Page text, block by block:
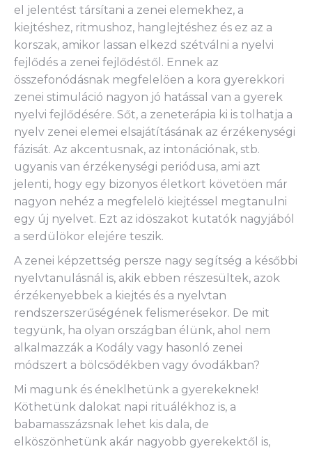
el jelentést társítani a zenei elemekhez, a
kiejtéshez, ritmushoz, hanglejtéshez és ez az a
korszak, amikor lassan elkezd szétválni a nyelvi
fejlődés a zenei fejlődéstől. Ennek az
összefonódásnak megfelelöen a kora gyerekkori
zenei stimuláció nagyon jó hatással van a gyerek
nyelvi fejlődésére. Sőt, a zeneterápia ki is tolhatja a
nyelv zenei elemei elsajátításának az érzékenységi
fázisát. Az akcentusnak, az intonációnak, stb.
ugyanis van érzékenységi periódusa, ami azt
jelenti, hogy egy bizonyos életkort követöen már
nagyon nehéz a megfelelö kiejtéssel megtanulni
egy új nyelvet. Ezt az idöszakot kutatók nagyjából
a serdülökor elejére teszik.
A zenei képzettség persze nagy segítség a későbbi
nyelvtanulásnál is, akik ebben részesültek, azok
érzékenyebbek a kiejtés és a nyelvtan
rendszerszerűségének felismerésekor. De mit
tegyünk, ha olyan országban élünk, ahol nem
alkalmazzák a Kodály vagy hasonló zenei
módszert a bölcsődékben vagy óvodákban?
Mi magunk és éneklhetünk a gyerekeknek!
Köthetünk dalokat napi rituálékhoz is, a
babamasszázsnak lehet kis dala, de
elköszönhetünk akár nagyobb gyerekektől is,